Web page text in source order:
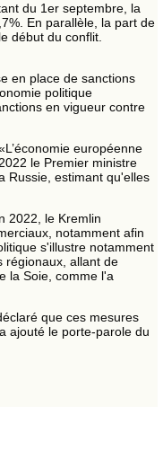
du 1er septembre, la
En parallèle, la part de
début du conflit.
en place de sanctions
politique
en vigueur contre
européenne
le Premier ministre
Russie, estimant qu'elles
2022, le Kremlin
notamment afin
s'illustre notamment
régionaux, allant de
la Soie, comme l'a
que ces mesures
ajouté le porte-parole du